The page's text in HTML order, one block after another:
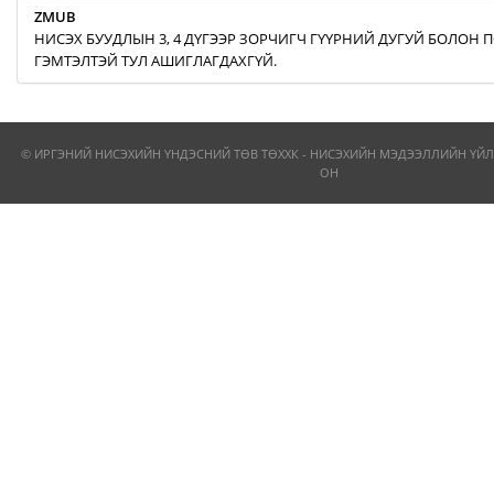
ZMUB
НИСЭХ БУУДЛЫН 3, 4 ДҮГЭЭР ЗОРЧИГЧ ГҮҮРНИЙ ДУГУЙ БОЛОН
ГЭМТЭЛТЭЙ ТУЛ АШИГЛАГДАХГҮЙ.
© ИРГЭНИЙ НИСЭХИЙН ҮНДЭСНИЙ ТӨВ ТӨХХК - НИСЭХИЙН МЭДЭЭЛЛИЙН
ОН